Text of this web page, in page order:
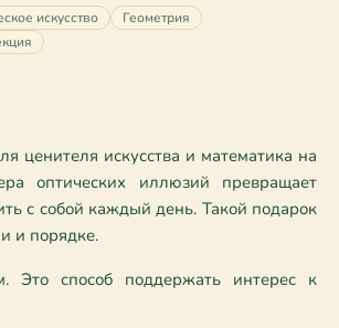
искусство
Геометрия
искусства и математика на
оптических иллюзий превращает
с собой каждый день. Такой подарок
и порядке.
Это способ поддержать интерес к